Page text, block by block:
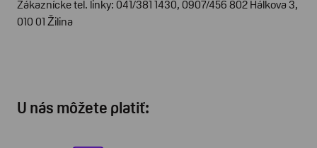
Zákaznícke tel. linky: 041/381 1430, 0907/456 802 Hálkova 3,
010 01 Žilina
U nás môžete platiť: